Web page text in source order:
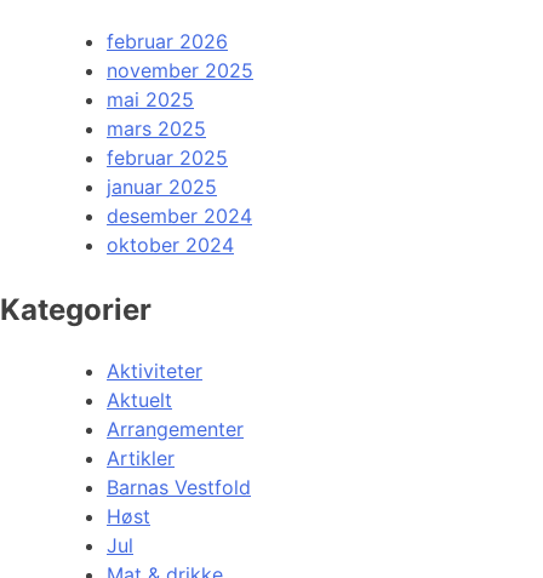
februar 2026
november 2025
mai 2025
mars 2025
februar 2025
januar 2025
desember 2024
oktober 2024
Kategorier
Aktiviteter
Aktuelt
Arrangementer
Artikler
Barnas Vestfold
Høst
Jul